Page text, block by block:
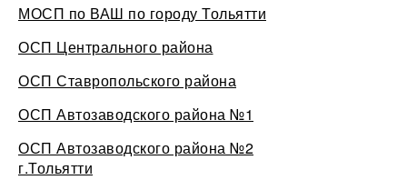
МОСП по ВАШ по городу Тольятти
ОСП Центрального района
ОСП Ставропольского района
ОСП Автозаводского района №1
ОСП Автозаводского района №2
г.Тольятти